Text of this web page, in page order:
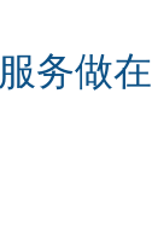
做